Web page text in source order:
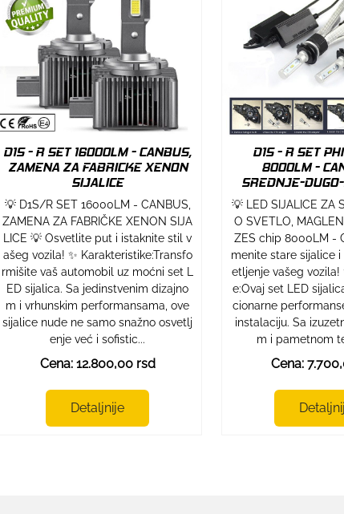
D1S - R SET 16000LM - CANBUS,
ZAMENA ZA FABRICKE XENON
SIJALICE
💡 D1S/R SET 16000LM - CANBUS,
ZAMENA ZA FABRIČKE XENON SIJA
LICE 💡 Osvetlite put i istaknite stil v
ašeg vozila! ✨ Karakteristike:Transfo
rmišite vaš automobil uz moćni set L
ED sijalica. Sa jedinstvenim dizajno
m i vrhunskim performansama, ove
sijalice nude ne samo snažno osvetlj
enje već i sofistic...
Cena: 12.800,00 rsd
Detaljnije
D1S - R SET
8000LM -
SREDNJE-
💡 LED SIJALICE ZA
O SVETLO,
ZES chip 8000LM -
menite stare sijalice
etljenje vašeg vozila!
e:Ovaj set LED
cionarne
instalaciju. Sa
m i pametnom
Cena: